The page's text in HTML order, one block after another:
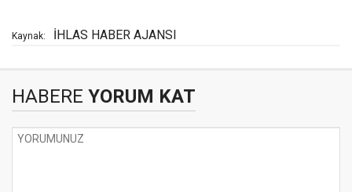
Kaynak: İHLAS HABER AJANSI
HABERE YORUM KAT